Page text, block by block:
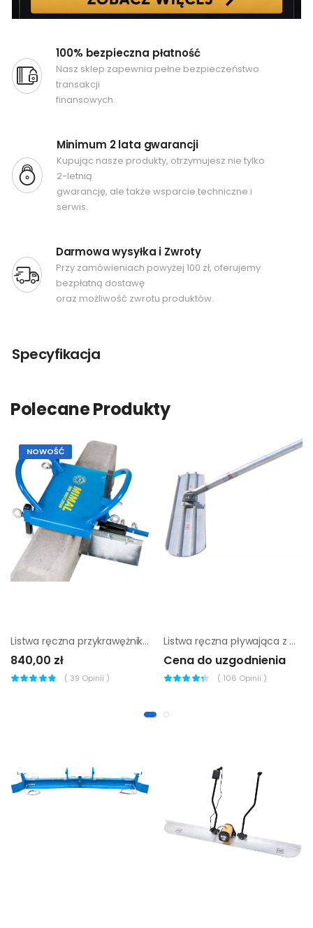
100% bezpieczna płatność
Nasz sklep zapewnia pełne bezpieczeństwo
transakcji
finansowych.
Minimum 2 lata gwarancji
Kupując nasze produkty, otrzymujesz nie tylko
2-letnią
gwarancję, ale także wsparcie techniczne i
serwis.
Darmowa wysyłka i Zwroty
Przy zamówieniach powyżej 100 zł, oferujemy
bezpłatną dostawę
oraz możliwość zwrotu produktów.
Specyfikacja
Polecane Produkty
NOWOŚĆ
Listwa ręczna przykrawężnikowa Mimal LRP
840,00 zł
( 39 Opinii )
Listwa ręczna pływająca z magnezu Enar TR 900 MG
Cena do uzgodnienia
( 106 Opinii )